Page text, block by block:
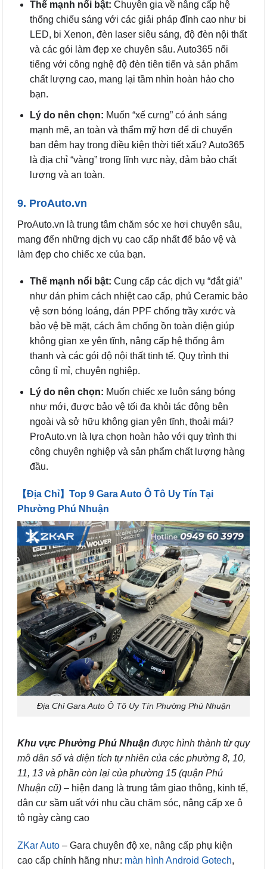
Thế mạnh nổi bật: Chuyên gia về nâng cấp hệ
thống chiếu sáng với các giải pháp đỉnh cao như bi
LED, bi Xenon, đèn laser siêu sáng, độ đèn nội thất
và các gói làm đẹp xe chuyên sâu. Auto365 nổi
tiếng với công nghệ độ đèn tiên tiến và sản phẩm
chất lượng cao, mang lại tầm nhìn hoàn hảo cho
bạn.
Lý do nên chọn: Muốn “xế cưng” có ánh sáng
mạnh mẽ, an toàn và thẩm mỹ hơn để di chuyển
ban đêm hay trong điều kiện thời tiết xấu? Auto365
là địa chỉ “vàng” trong lĩnh vực này, đảm bảo chất
lượng và an toàn.
9. ProAuto.vn
ProAuto.vn là trung tâm chăm sóc xe hơi chuyên sâu,
mang đến những dịch vụ cao cấp nhất để bảo vệ và
làm đẹp cho chiếc xe của bạn.
Thế mạnh nổi bật: Cung cấp các dịch vụ “đắt giá”
như dán phim cách nhiệt cao cấp, phủ Ceramic bảo
vệ sơn bóng loáng, dán PPF chống trầy xước và
bảo vệ bề mặt, cách âm chống ồn toàn diện giúp
không gian xe yên tĩnh, nâng cấp hệ thống âm
thanh và các gói độ nội thất tinh tế. Quy trình thi
công tỉ mỉ, chuyên nghiệp.
Lý do nên chọn: Muốn chiếc xe luôn sáng bóng
như mới, được bảo vệ tối đa khỏi tác động bên
ngoài và sở hữu không gian yên tĩnh, thoải mái?
ProAuto.vn là lựa chọn hoàn hảo với quy trình thi
công chuyên nghiệp và sản phẩm chất lượng hàng
đầu.
【Địa Chỉ】Top 9 Gara Auto Ô Tô Uy Tín Tại
Phường Phú Nhuận
Địa Chỉ Gara Auto Ô Tô Uy Tín Phường Phú Nhuận
Khu vực Phường Phú Nhuận được hình thành từ quy
mô dân số và diện tích tự nhiên của các phường 8, 10,
11, 13 và phần còn lại của phường 15 (quận Phú
Nhuận cũ) – hiện đang là trung tâm giao thông, kinh tế,
dân cư sầm uất với nhu cầu chăm sóc, nâng cấp xe ô
tô ngày càng cao
ZKar Auto – Gara chuyên độ xe, nâng cấp phụ kiện
cao cấp chính hãng như: màn hình Android Gotech,